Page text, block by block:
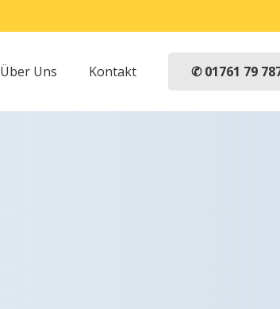
Über Uns Kontakt ✆ 01761 79